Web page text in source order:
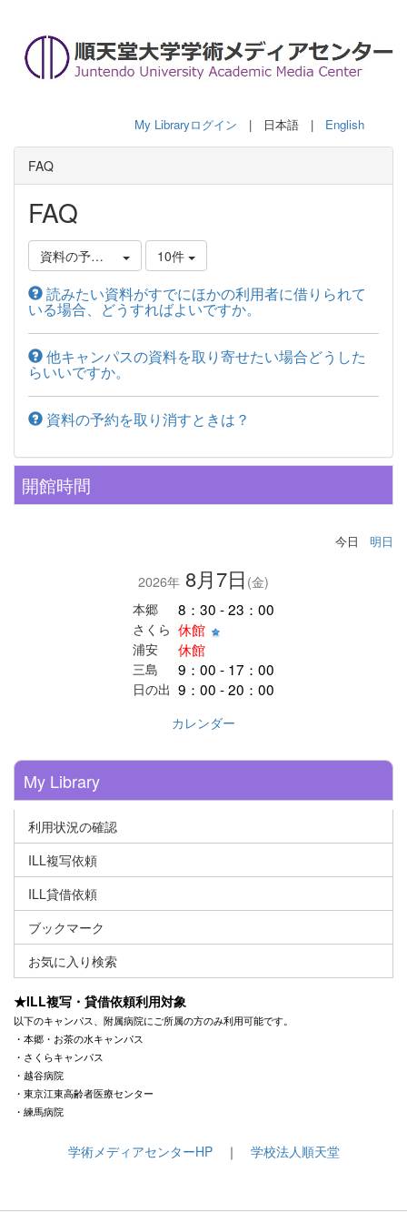
My Libraryログイン | 日本語 | English
FAQ
FAQ
資料の予約について 10件
読みたい資料がすでにほかの利用者に借りられて
いる場合、どうすればよいですか。
他キャンパスの資料を取り寄せたい場合どうした
らいいですか。
資料の予約を取り消すときは？
開館時間
今日 明日
2026年 8月7日 (金)
本郷
8：30 - 23：00
さくら 休館
浦安 休館
三島 9：00 - 17：00
日の出 9：00 - 20：00
カレンダー
My Library
利用状況の確認
ILL複写依頼
ILL貸借依頼
ブックマーク
お気に入り検索
★ILL複写・貸借依頼利用対象
以下のキャンパス、附属病院にご所属の方のみ利用可能です。
・本郷・お茶の水キャンパス
・さくらキャンパス
・越谷病院
・東京江東高齢者医療センター
・練馬病院
学術メディアセンターHP｜ 学校法人順天堂